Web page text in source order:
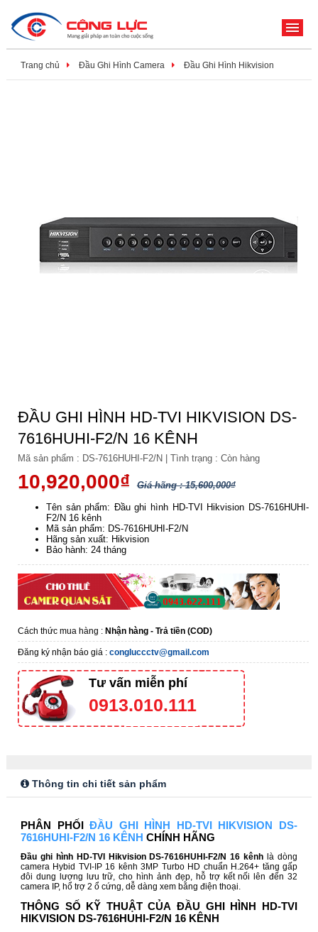
Trang chủ Đầu Ghi Hình Camera Đầu Ghi Hình Hikvision
ĐẦU GHI HÌNH HD-TVI HIKVISION DS-
7616HUHI-F2/N 16 KÊNH
Mã sản phẩm : DS-7616HUHI-F2/N | Tình trạng : Còn hàng
10,920,000₫ Giá hãng : 15,600,000₫
Tên sản phẩm: Đầu ghi hình HD-TVI Hikvision DS-7616HUHI-
F2/N 16 kênh
Mã sản phẩm: DS-7616HUHI-F2/N
Hãng sản xuất: Hikvision
Bảo hành: 24 tháng
Cách thức mua hàng : Nhận hàng - Trả tiền (COD)
Đăng ký nhận báo giá : congluccctv@gmail.com
Tư vấn miễn phí
0913.010.111
Thông tin chi tiết sản phẩm
PHÂN PHỐIĐẦU GHI HÌNH HD-TVI HIKVISION DS-
7616HUHI-F2/N 16 KÊNH CHÍNH HÃNG
Đầu ghi hình HD-TVI Hikvision DS-7616HUHI-F2/N 16 kênh là dòng
camera Hybid TVI-IP 16 kênh 3MP Turbo HD chuẩn H.264+ tăng gấp
đôi dung lượng lưu trữ, cho hình ảnh đẹp, hỗ trợ kết nối lên đến 32
camera IP, hổ trợ 2 ổ cứng, dễ dàng xem bằng điện thoại.
THÔNG SỐ KỸ THUẬT CỦA ĐẦU GHI HÌNH HD-TVI
HIKVISION DS-7616HUHI-F2/N 16 KÊNH